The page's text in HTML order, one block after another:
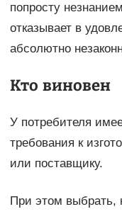
попросту
отказывает в
абсолютно
Кто виновен
У потребителя
требования к
или поставщику.
При этом выбрать,